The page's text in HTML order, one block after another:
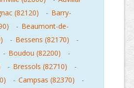
(82120) - Barry-
- Beaumont-de-
- Bessens (82170)
-
- Boudou (82200)
-
- Bressols (82710)
-
- Campsas (82370)
-